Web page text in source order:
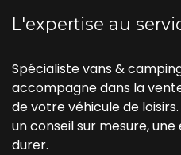
L'expertise au
Spécialiste vans &
accompagne dans la
de votre véhicule de
un conseil sur mesure,
durer.